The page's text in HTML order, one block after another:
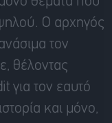
ψηλού. Ο αρχηγός
τον
θέλοντας
για τον εαυτό
και μόνο,